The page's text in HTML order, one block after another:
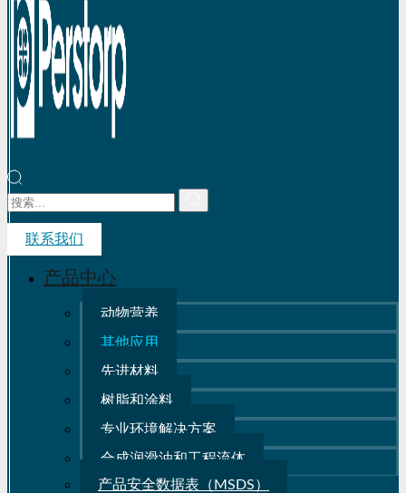
联系我们
产品中心
动物营养
其他应用
先进材料
树脂和涂料
专业环境解决方案
合成润滑油和工程流体
产品安全数据表（MSDS）